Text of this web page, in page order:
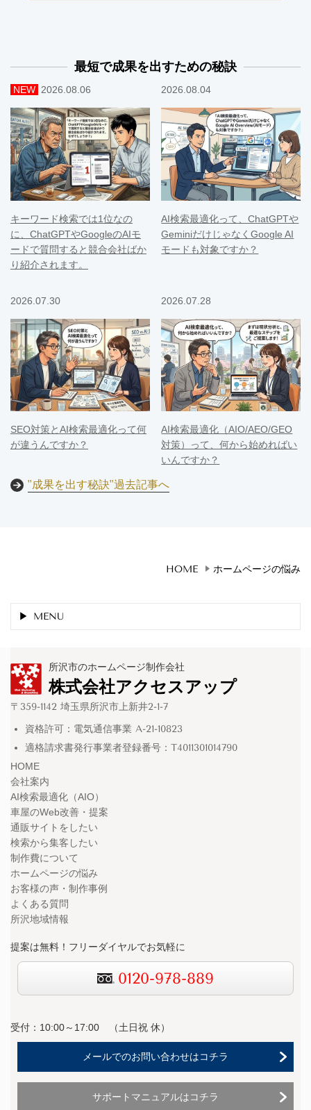
最短で成果を出すための秘訣
NEW 2026.08.06
キーワード検索では1位なの
に、ChatGPTやGoogleのAIモ
ードで質問すると競合会社ばか
り紹介されます。
2026.08.04
AI検索最適化って、ChatGPTや
GeminiだけじゃなくGoogle AI
モードも対象ですか？
2026.07.30
SEO対策とAI検索最適化って何
が違うんですか？
2026.07.28
AI検索最適化（AIO/AEO/GEO
対策）って、何から始めればい
いんですか？
"成果を出す秘訣"過去記事へ
HOME ホームページの悩み
MENU
所沢市のホームページ制作会社
株式会社アクセスアップ
〒359-1142 埼玉県所沢市上新井2-1-7
資格許可：電気通信事業 A-21-10823
適格請求書発行事業者登録番号：T4011301014790
HOME
会社案内
AI検索最適化（AIO）
車屋のWeb改善・提案
通販サイトをしたい
検索から集客したい
制作費について
ホームページの悩み
お客様の声・制作事例
よくある質問
所沢地域情報
提案は無料！フリーダイヤルでお気軽に
0120-978-889
受付：10:00～17:00 （土日祝 休）
メールでのお問い合わせはコチラ
サポートマニュアルはコチラ